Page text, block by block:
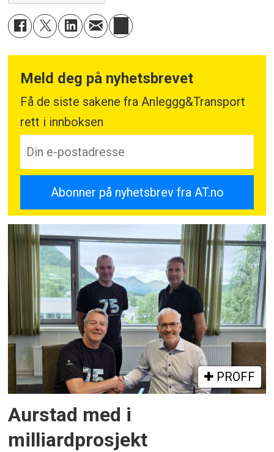
Meld deg på nyhetsbrevet
Få de siste sakene fra Anleggg&Transport
rett i innboksen
PROFF
Aurstad med i
milliardprosjekt